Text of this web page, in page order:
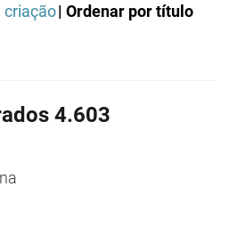
distribuição
investigação
criação| Ordenar por título
4.603